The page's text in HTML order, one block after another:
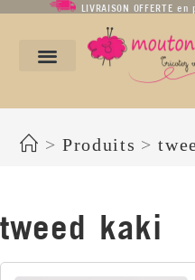
LIVRAISON OFFERTE
> Produits >
tweed kaki